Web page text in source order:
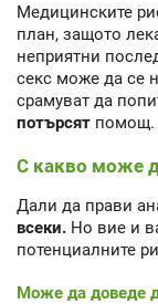
Медицинските
план, защото
неприятни
секс може да се
срамуват да
потърсят помощ.
С какво може
Дали да прави
всеки. Но вие и
потенциалните
Може да доведе